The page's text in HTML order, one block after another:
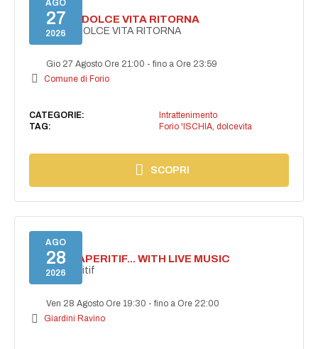
AGO
27
2026
FORIO LA DOLCE VITA RITORNA
FORIO LA DOLCE VITA RITORNA
Gio 27 Agosto Ore 21:00 -fino a Ore 23:59
Comune di Forio
CATEGORIE:
Intrattenimento
TAG:
Forio 'ISCHIA, dolcevita
SCOPRI
AGO
28
2026
SECRET APERITIF... WITH LIVE MUSIC
Secret aperitif
Ven 28 Agosto Ore 19:30 -fino a Ore 22:00
Giardini Ravino